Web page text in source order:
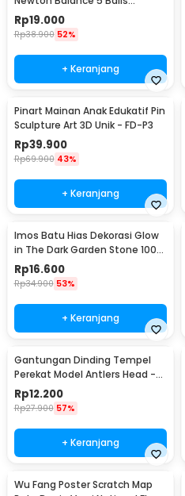
Stainless Steel Model T S -
LX013
Rp19.000
Rp38.900 52%
+ Keranjang
Pinart Mainan Anak Edukatif Pin
Sculpture Art 3D Unik - FD-P3
Rp39.900
Rp69.900 43%
+ Keranjang
Imos Batu Hias Dekorasi Glow
in The Dark Garden Stone 100
PCS - HC0043
Rp16.600
Rp34.900 53%
+ Keranjang
Gantungan Dinding Tempel
Perekat Model Antlers Head -
MU03
Rp12.200
Rp27.900 57%
+ Keranjang
Wu Fang Poster Scratch Map